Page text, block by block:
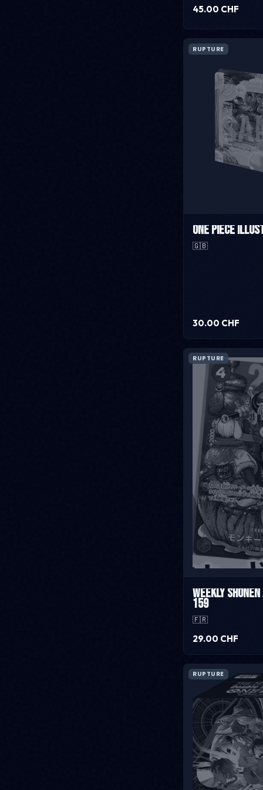
45.00 CHF
RUPTURE
One Piece
🇬🇧
30.00 CHF
RUPTURE
Weekly
159
🇫🇷
29.00 CHF
RUPTURE